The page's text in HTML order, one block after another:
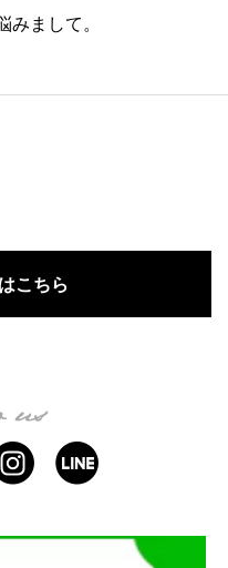
みまして。
こちら